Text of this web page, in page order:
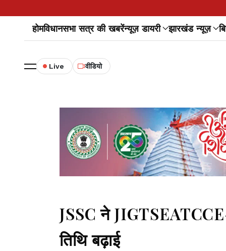
होमविधानसभा सत्र की खबरेंन्यूज़ डायरी झारखंड न्यूज़
Live वीडियो
JSSC ने
तिथि बढ़ाई